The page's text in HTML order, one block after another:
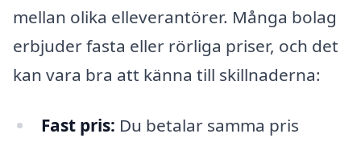
mellan olika elleverantörer. Många bolag
erbjuder fasta eller rörliga priser, och det
kan vara bra att känna till skillnaderna:
Fast pris: Du betalar samma pris